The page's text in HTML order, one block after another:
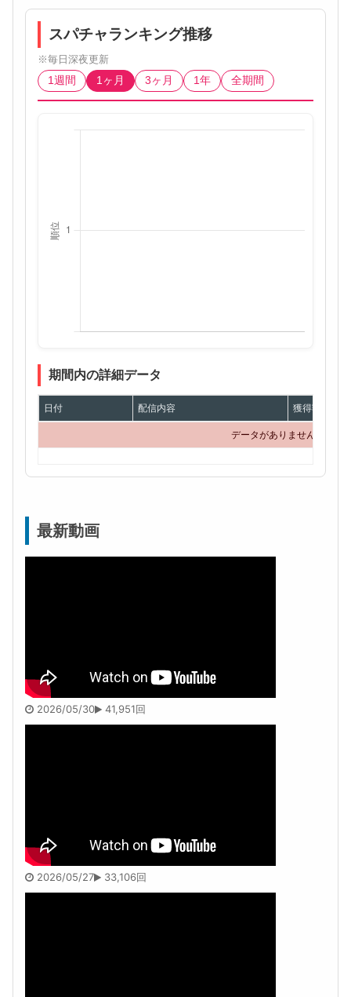
スパチャランキング推移
※毎日深夜更新
1週間
1ヶ月 3ヶ月 1年 全期間
期間内の詳細データ
日付 配信内容 獲得額
データがありません
最新動画
2026/05/30 41,951回
2026/05/27 33,106回